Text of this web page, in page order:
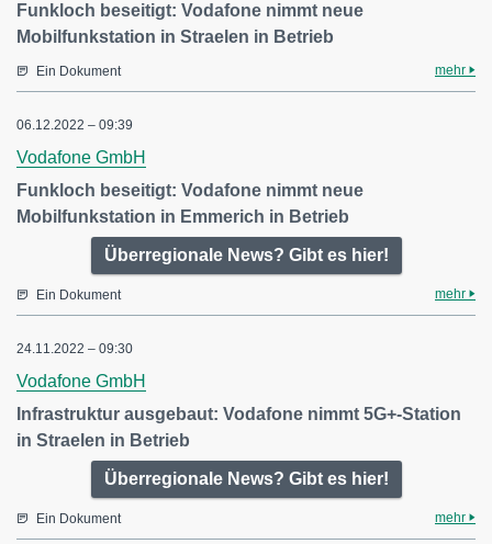
Funkloch beseitigt: Vodafone nimmt neue
Mobilfunkstation in Straelen in Betrieb
Ein Dokument mehr
06.12.2022 – 09:39
Vodafone GmbH
Funkloch beseitigt: Vodafone nimmt neue
Mobilfunkstation in Emmerich in Betrieb
Überregionale News? Gibt es hier!
Ein Dokument mehr
24.11.2022 – 09:30
Vodafone GmbH
Infrastruktur ausgebaut: Vodafone nimmt 5G+-Station
in Straelen in Betrieb
Überregionale News? Gibt es hier!
Ein Dokument mehr